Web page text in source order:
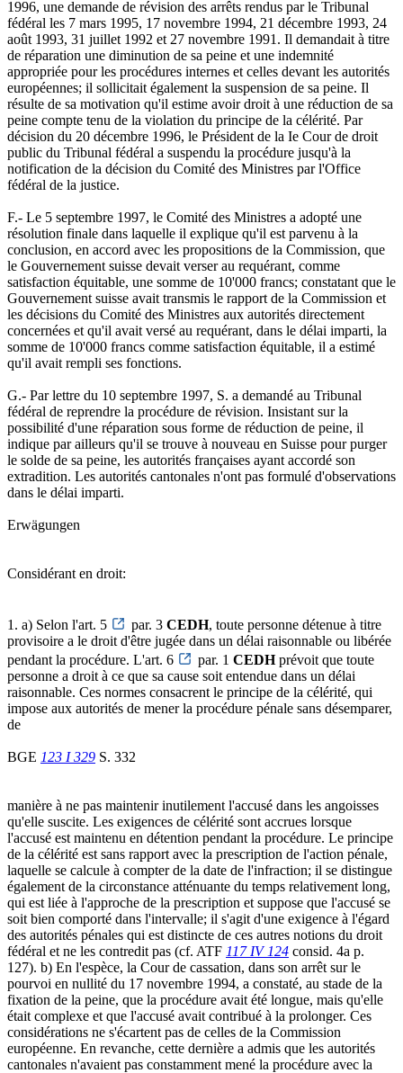
1996, une demande de révision des arrêts rendus par le Tribunal
fédéral les 7 mars 1995, 17 novembre 1994, 21 décembre 1993, 24
août 1993, 31 juillet 1992 et 27 novembre 1991. Il demandait à titre
de réparation une diminution de sa peine et une indemnité
appropriée pour les procédures internes et celles devant les autorités
européennes; il sollicitait également la suspension de sa peine. Il
résulte de sa motivation qu'il estime avoir droit à une réduction de sa
peine compte tenu de la violation du principe de la célérité. Par
décision du 20 décembre 1996, le Président de la Ie Cour de droit
public du Tribunal fédéral a suspendu la procédure jusqu'à la
notification de la décision du Comité des Ministres par l'Office
fédéral de la justice.
F.- Le 5 septembre 1997, le Comité des Ministres a adopté une
résolution finale dans laquelle il explique qu'il est parvenu à la
conclusion, en accord avec les propositions de la Commission, que
le Gouvernement suisse devait verser au requérant, comme
satisfaction équitable, une somme de 10'000 francs; constatant que le
Gouvernement suisse avait transmis le rapport de la Commission et
les décisions du Comité des Ministres aux autorités directement
concernées et qu'il avait versé au requérant, dans le délai imparti, la
somme de 10'000 francs comme satisfaction équitable, il a estimé
qu'il avait rempli ses fonctions.
G.- Par lettre du 10 septembre 1997, S. a demandé au Tribunal
fédéral de reprendre la procédure de révision. Insistant sur la
possibilité d'une réparation sous forme de réduction de peine, il
indique par ailleurs qu'il se trouve à nouveau en Suisse pour purger
le solde de sa peine, les autorités françaises ayant accordé son
extradition. Les autorités cantonales n'ont pas formulé d'observations
dans le délai imparti.
Erwägungen
Considérant en droit:
1. a) Selon l'art. 5 par. 3 CEDH, toute personne détenue à titre
provisoire a le droit d'être jugée dans un délai raisonnable ou libérée
pendant la procédure. L'art. 6
par. 1 CEDHprévoit que toute
personne a droit à ce que sa cause soit entendue dans un délai
raisonnable. Ces normes consacrent le principe de la célérité, qui
impose aux autorités de mener la procédure pénale sans désemparer,
de
BGE 123 I 329 S. 332
manière à ne pas maintenir inutilement l'accusé dans les angoisses
qu'elle suscite. Les exigences de célérité sont accrues lorsque
l'accusé est maintenu en détention pendant la procédure. Le principe
de la célérité est sans rapport avec la prescription de l'action pénale,
laquelle se calcule à compter de la date de l'infraction; il se distingue
également de la circonstance atténuante du temps relativement long,
qui est liée à l'approche de la prescription et suppose que l'accusé se
soit bien comporté dans l'intervalle; il s'agit d'une exigence à l'égard
des autorités pénales qui est distincte de ces autres notions du droit
fédéral et ne les contredit pas (cf. ATF 117 IV 124 consid. 4a p.
127). b) En l'espèce, la Cour de cassation, dans son arrêt sur le
pourvoi en nullité du 17 novembre 1994, a constaté, au stade de la
fixation de la peine, que la procédure avait été longue, mais qu'elle
était complexe et que l'accusé avait contribué à la prolonger. Ces
considérations ne s'écartent pas de celles de la Commission
européenne. En revanche, cette dernière a admis que les autorités
cantonales n'avaient pas constamment mené la procédure avec la